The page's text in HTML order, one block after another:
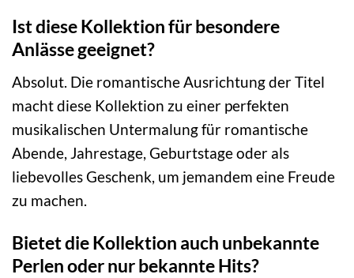
Ist diese Kollektion für besondere
Anlässe geeignet?
Absolut. Die romantische Ausrichtung der Titel
macht diese Kollektion zu einer perfekten
musikalischen Untermalung für romantische
Abende, Jahrestage, Geburtstage oder als
liebevolles Geschenk, um jemandem eine Freude
zu machen.
Bietet die Kollektion auch unbekannte
Perlen oder nur bekannte Hits?